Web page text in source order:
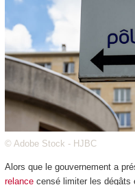
© Adobe Stock - HJBC
Alors que le gouvernement a
relancecensé limiter les dégâts